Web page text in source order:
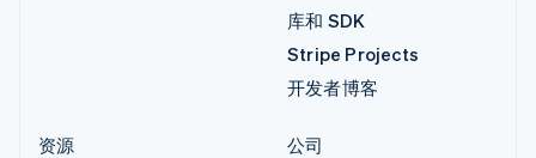
库和 SDK
Stripe Projects
开发者博客
资源
公司